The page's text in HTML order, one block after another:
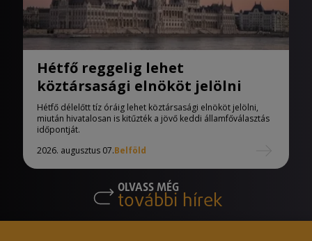
Hétfő reggelig lehet
köztársasági elnököt jelölni
Hétfő délelőtt tíz óráig lehet köztársasági elnököt jelölni,
miután hivatalosan is kitűzték a jövő keddi államfőválasztás
időpontját.
2026. augusztus 07.Belföld
OLVASS MÉG
további hírek